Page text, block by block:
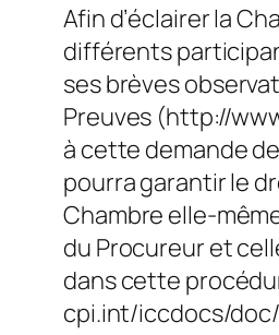
Afin d’éclairer la
différents
ses brèves
Preuves (http://
à cette demande
pourra garantir le
Chambre elle-
du Procureur et
dans cette
cpi.int/iccdocs/